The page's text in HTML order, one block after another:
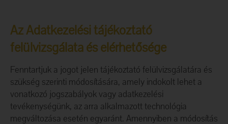
Az Adatkezelési tájékoztató
felülvizsgálata és elérhetősége
Fenntartjuk a jogot jelen tájékoztató felülvizsgálatára és
szükség szerinti módosítására, amely indokolt lehet a
vonatkozó jogszabályok vagy adatkezelési
tevékenységünk, az arra alkalmazott technológia
megváltozása esetén egyaránt. Amennyiben a módosítás